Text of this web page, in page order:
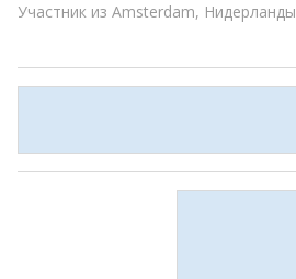
Участник из Amsterdam, Нидерланды